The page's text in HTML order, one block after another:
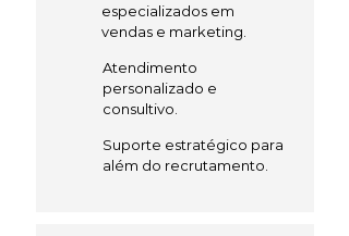
especializados em
vendas e marketing.
Atendimento
personalizado e
consultivo.
Suporte estratégico para
além do recrutamento.